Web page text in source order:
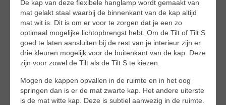
De kap van deze flexibele hanglamp wordt gemaakt van
mat gelakt staal waarbij de binnenkant van de kap altijd
mat wit is. Dit is om er voor te zorgen dat je een zo
optimaal mogelijke lichtopbrengst hebt. Om de Tilt of Tilt S
goed te laten aansluiten bij de rest van je interieur zijn er
drie kleuren mogelijk voor de buitenkant van de kap. Deze
zijn voor zowel de Tilt als de Tilt S te kiezen.
Mogen de kappen opvallen in de ruimte en in het oog
springen dan is er de mat zwarte kap. Het andere uiterste
is de mat witte kap. Deze is subtiel aanwezig in de ruimte.